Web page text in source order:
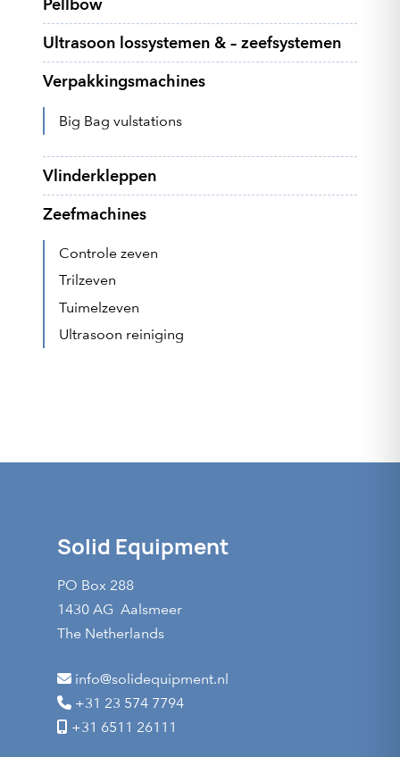
Pellbow
Ultrasoon lossystemen & – zeefsystemen
Verpakkingsmachines
Big Bag vulstations
Vlinderkleppen
Zeefmachines
Controle zeven
Trilzeven
Tuimelzeven
Ultrasoon reiniging
Solid Equipment
PO Box 288
1430 AG Aalsmeer
The Netherlands
info@solidequipment.nl
+31 23 574 7794
+31 6511 26111